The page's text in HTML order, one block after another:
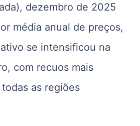
dezembro de 2025
média anual de preços,
se intensificou na
com recuos mais
as regiões